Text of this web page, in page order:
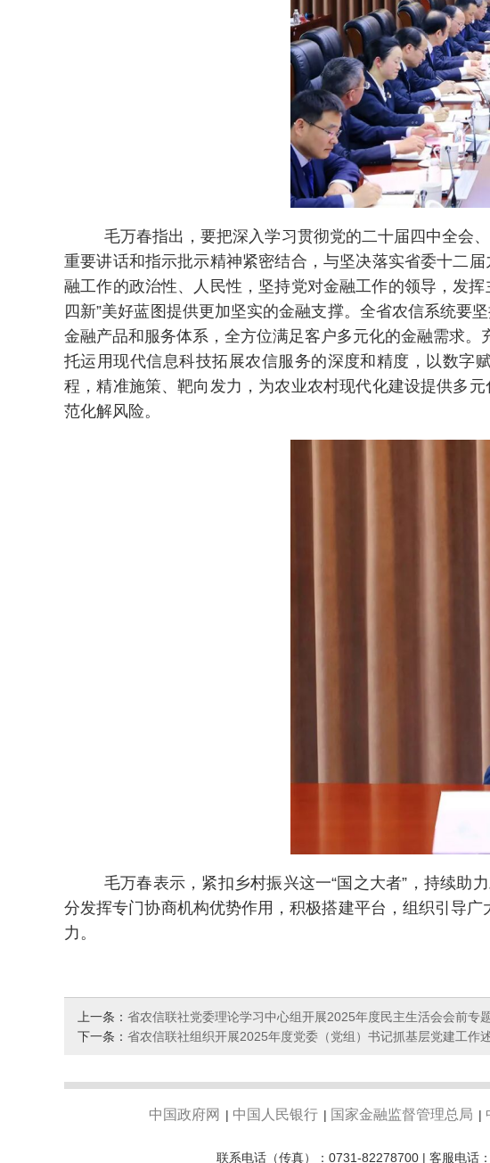
毛万春指出，要把深入学习贯彻党的二十届四中全会
重要讲话和指示批示精神紧密结合，与坚决落实省委十二
融工作的政治性、人民性，坚持党对金融工作的领导，发
四新”美好蓝图提供更加坚实的金融支撑。全省农信系统要
金融产品和服务体系，全方位满足客户多元化的金融需求
托运用现代信息科技拓展农信服务的深度和精度，以数字
程，精准施策、靶向发力，为农业农村现代化建设提供多
范化解风险。
毛万春表示，紧扣乡村振兴这一“国之大者”，持续助
分发挥专门协商机构优势作用，积极搭建平台，组织引导
力。
上一条： 省农信联社党委理论学习中心组开展2025年度民主生活会会前专
下一条： 省农信联社组织开展2025年度党委（党组）书记抓基层党建工作
中国政府网 | 中国人民银行 | 国家金融监督管理总局 |
联系电话（传真）：0731-82278700 | 客服电话